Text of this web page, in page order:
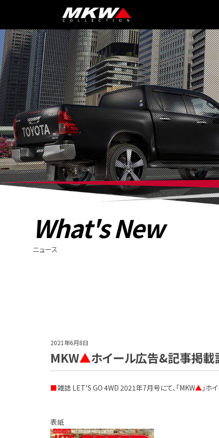
What's New
ニュース
2021年6月8日
MKW▲ホイール広告&記事掲載
■雑誌 LET’S GO 4WD 2021年7月号にて、「MKW▲ 」ホ
表紙